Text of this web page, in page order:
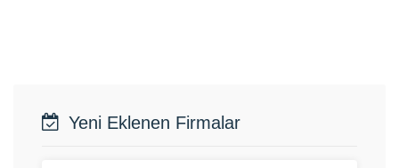
Yeni Eklenen Firmalar